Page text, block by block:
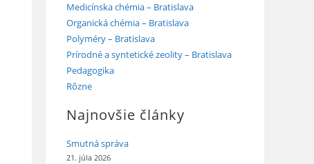
Medicínska chémia – Bratislava
Organická chémia – Bratislava
Polyméry – Bratislava
Prírodné a syntetické zeolity – Bratislava
Pedagogika
Rôzne
Najnovšie články
Smutná správa
21. júla 2026